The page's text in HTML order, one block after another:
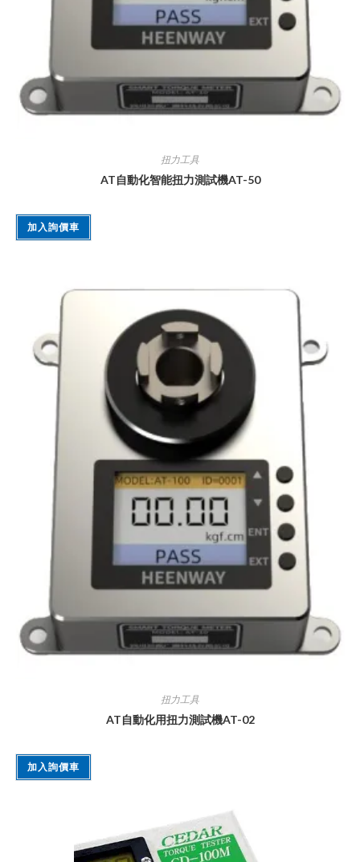
扭力工具
AT自動化智能扭力測試機AT-50
加入詢價車
扭力工具
AT自動化用扭力測試機AT-02
加入詢價車